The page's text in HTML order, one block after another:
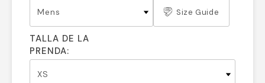
Size Guide
TALLA DE LA
PRENDA: